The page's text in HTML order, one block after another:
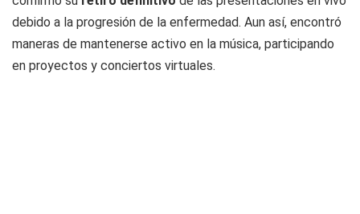
debido a la progresión de la enfermedad. Aun así, encontró
maneras de mantenerse activo en la música, participando
en proyectos y conciertos virtuales.